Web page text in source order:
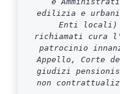
edilizia e
Enti locali)
richiamati cura
patrocinio
Appello, Corte
giudizi
non